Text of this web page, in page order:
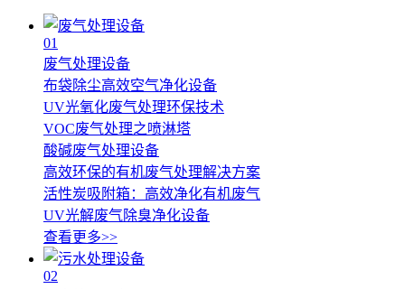
01
废气处理设备
布袋除尘高效空气净化设备
UV光氧化废气处理环保技术
VOC废气处理之喷淋塔
酸碱废气处理设备
高效环保的有机废气处理解决方案
活性炭吸附箱：高效净化有机废气
UV光解废气除臭净化设备
查看更多>>
02